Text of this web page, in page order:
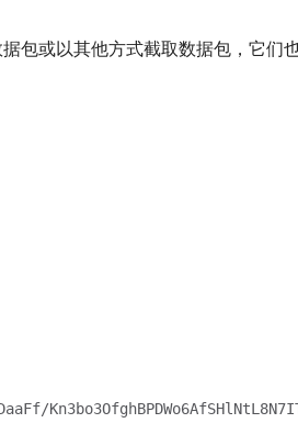
包或以其他方式截取数据包，它们